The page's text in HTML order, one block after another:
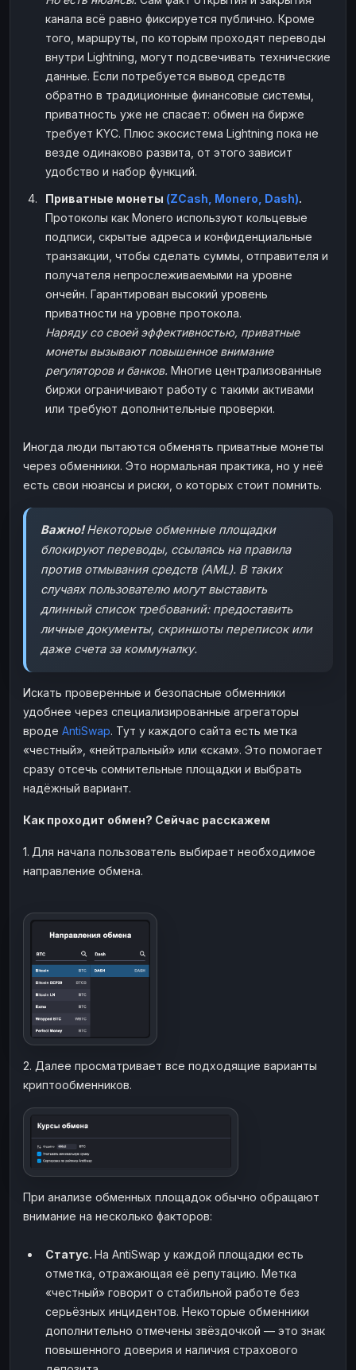
канала всё равно фиксируется публично. Кроме
того, маршруты, по которым проходят переводы
внутри Lightning, могут подсвечивать технические
данные. Если потребуется вывод средств
обратно в традиционные финансовые системы,
приватность уже не спасает: обмен на бирже
требует KYC. Плюс экосистема Lightning пока не
везде одинаково развита, от этого зависит
удобство и набор функций.
Приватные монеты (ZCash, Monero, Dash).
Протоколы как Monero используют кольцевые
подписи, скрытые адреса и конфиденциальные
транзакции, чтобы сделать суммы, отправителя и
получателя непрослеживаемыми на уровне
ончейн. Гарантирован высокий уровень
приватности на уровне протокола.
Наряду со своей эффективностью, приватные
монеты вызывают повышенное внимание
регуляторов и банков. Многие централизованные
биржи ограничивают работу с такими активами
или требуют дополнительные проверки.
Иногда люди пытаются обменять приватные монеты
через обменники. Это нормальная практика, но у неё
есть свои нюансы и риски, о которых стоит помнить.
Важно!Некоторые обменные площадки
блокируют переводы, ссылаясь на правила
против отмывания средств (AML). В таких
случаях пользователю могут выставить
длинный список требований: предоставить
личные документы, скриншоты переписок или
даже счета за коммуналку.
Искать проверенные и безопасные обменники
удобнее через специализированные агрегаторы
вроде AntiSwap. Тут у каждого сайта есть метка
«честный», «нейтральный» или «скам». Это помогает
сразу отсечь сомнительные площадки и выбрать
надёжный вариант.
Как проходит обмен? Сейчас расскажем
1. Для начала пользователь выбирает необходимое
направление обмена.
2. Далее просматривает все подходящие варианты
криптообменников.
При анализе обменных площадок обычно обращают
внимание на несколько факторов:
Статус. На AntiSwap у каждой площадки есть
отметка, отражающая её репутацию. Метка
«честный» говорит о стабильной работе без
серьёзных инцидентов. Некоторые обменники
дополнительно отмечены звёздочкой — это знак
повышенного доверия и наличия страхового